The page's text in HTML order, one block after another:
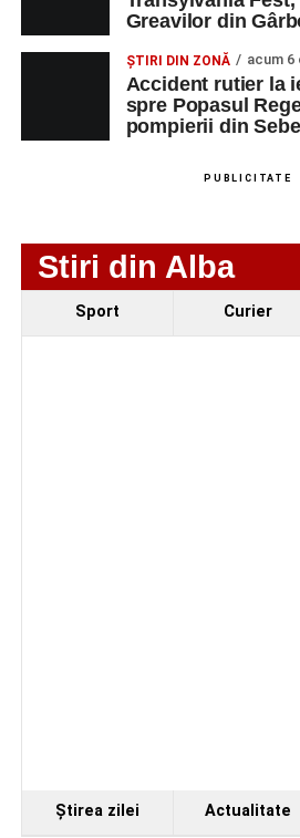
CU COMANDA
NUMERICA
Ultimele știri din Sebeș
4–6 septembrie 2026:
Greavilor din
ȘTIRI DIN ZONĂ acum 6
Accident rutier la
spre Popasul
pompierii din
PUBLICITATE
Stiri din Alba
Sport Curier
Ştirea zilei Actualitate